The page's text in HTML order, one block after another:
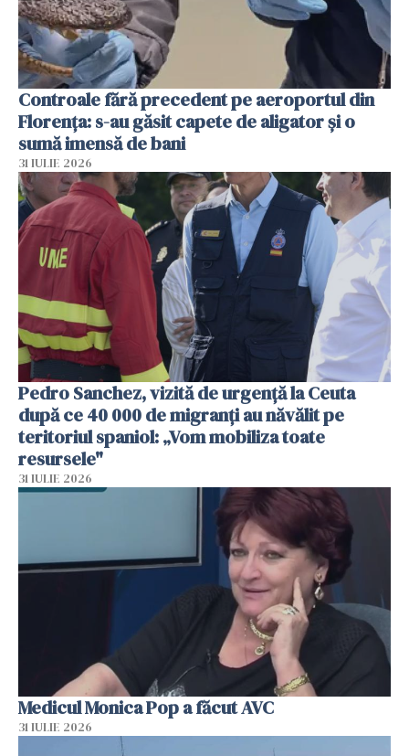
Controale fără precedent pe aeroportul din
Florența: s-au găsit capete de aligator și o
sumă imensă de bani
31 IULIE 2026
Pedro Sanchez, vizită de urgență la Ceuta
după ce 40 000 de migranți au năvălit pe
teritoriul spaniol: „Vom mobiliza toate
resursele"
31 IULIE 2026
Medicul Monica Pop a făcut AVC
31 IULIE 2026